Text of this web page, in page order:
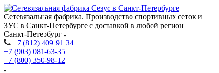
Сетевязальная фабрика. Производство спортивных сеток и
ЗУС в Санкт-Петербурге с доставкой в любой регион
Санкт-Петербург
+7 (812) 409-91-34
+7 (903) 081-63-35
+7 (800) 350-98-12